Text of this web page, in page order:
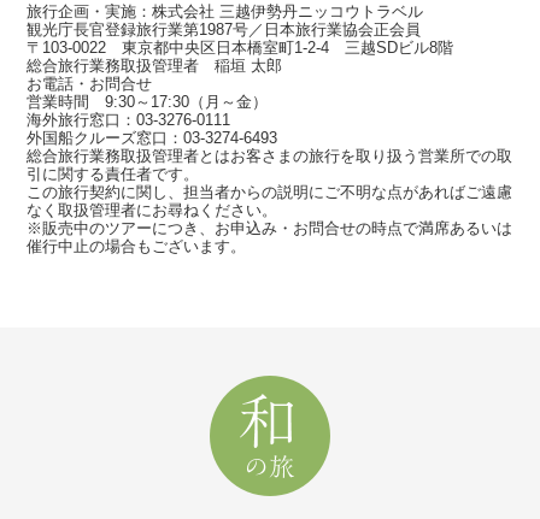
旅行企画・実施：株式会社 三越伊勢丹ニッコウトラベル
観光庁長官登録旅行業第1987号／日本旅行業協会正会員
〒103-0022 東京都中央区日本橋室町1-2-4 三越SDビル8階
総合旅行業務取扱管理者 稲垣 太郎
お電話・お問合せ
営業時間 9:30～17:30（月～金）
海外旅行窓口：03-3276-0111
外国船クルーズ窓口：03-3274-6493
総合旅行業務取扱管理者とはお客さまの旅行を取り扱う営業所での取
引に関する責任者です。
この旅行契約に関し、担当者からの説明にご不明な点があればご遠慮
なく取扱管理者にお尋ねください。
※販売中のツアーにつき、お申込み・お問合せの時点で満席あるいは
催行中止の場合もございます。